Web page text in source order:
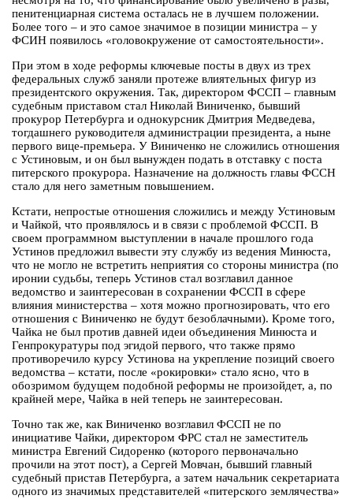
пенитенциарная система осталась не в лучшем положении.
Более того – и это самое значимое в позиции министра – у
ФСИН появилось «головокружение от самостоятельности».
При этом в ходе реформы ключевые посты в двух из трех
федеральных служб заняли протеже влиятельных фигур из
президентского окружения. Так, директором ФССП – главным
судебным приставом стал Николай Виниченко, бывший
прокурор Петербурга и однокурсник Дмитрия Медведева,
тогдашнего руководителя администрации президента, а ныне
первого вице-премьера. У Виниченко не сложились отношения
с Устиновым, и он был вынужден подать в отставку с поста
питерского прокурора. Назначение на должность главы ФССН
стало для него заметным повышением.
Кстати, непростые отношения сложились и между Устиновым
и Чайкой, что проявлялось и в связи с проблемой ФССП. В
своем программном выступлении в начале прошлого года
Устинов предложил вывести эту службу из ведения Минюста,
что не могло не встретить неприятия со стороны министра (по
иронии судьбы, теперь Устинов стал возглавил данное
ведомство и заинтересован в сохранении ФССП в сфере
влияния министерства – хотя можно прогнозировать, что его
отношения с Виниченко не будут безоблачными). Кроме того,
Чайка не был против давней идеи объединения Минюста и
Генпрокуратуры под эгидой первого, что также прямо
противоречило курсу Устинова на укрепление позиций своего
ведомства – кстати, после «рокировки» стало ясно, что в
обозримом будущем подобной реформы не произойдет, а, по
крайней мере, Чайка в ней теперь не заинтересован.
Точно так же, как Виниченко возглавил ФССП не по
инициативе Чайки, директором ФРС стал не заместитель
министра Евгений Сидоренко (которого первоначально
прочили на этот пост), а Сергей Мовчан, бывший главный
судебный пристав Петербурга, а затем начальник секретариата
одного из значимых представителей «питерского землячества»